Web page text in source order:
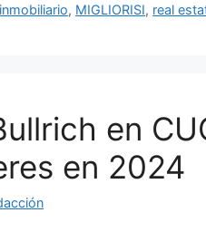
, MIGLIORISI, real
en
en 2024